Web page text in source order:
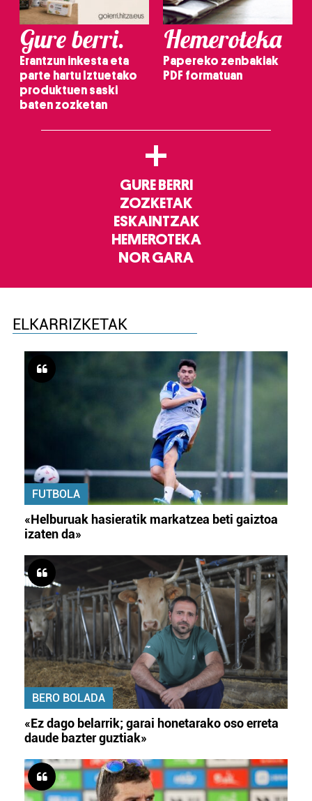
Gure berri.
Erantzun inkesta eta
parte hartu Iztuetako
produktuen saski
baten zozketan
Hemeroteka
Papereko zenbakiak
PDF formatuan
+
GURE BERRI
ZOZKETAK
ESKAINTZAK
HEMEROTEKA
NOR GARA
ELKARRIZKETAK
FUTBOLA
«Helburuak hasieratik markatzea beti gaiztoa
izaten da»
BERO BOLADA
«Ez dago belarrik; garai honetarako oso erreta
daude bazter guztiak»